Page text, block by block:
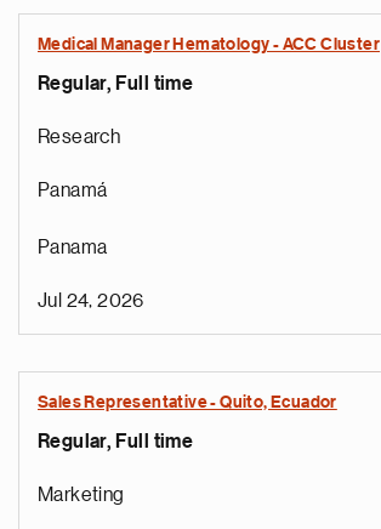
Medical Manager Hematology - ACC Cluster
Regular, Full time
Research
Panamá
Panama
Jul 24, 2026
Sales Representative - Quito, Ecuador
Regular, Full time
Marketing